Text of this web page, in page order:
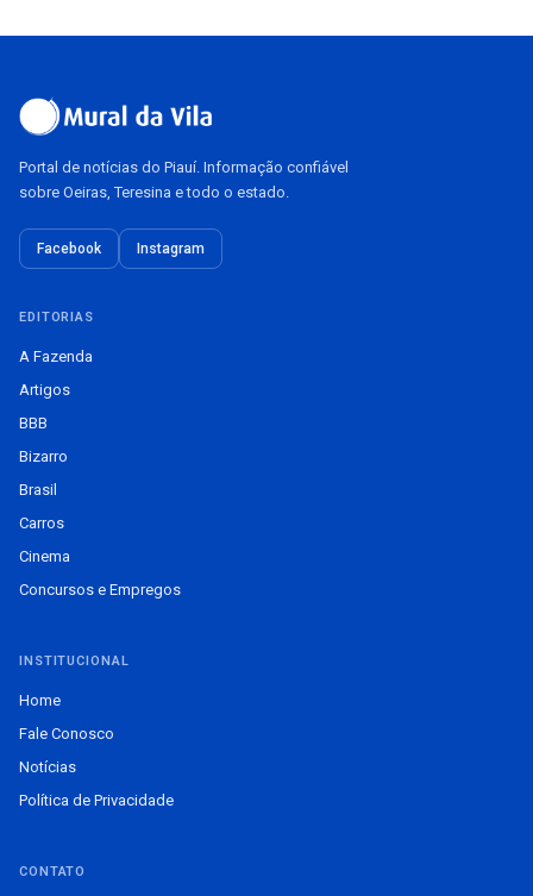
Portal de notícias do Piauí. Informação confiável
sobre Oeiras, Teresina e todo o estado.
Facebook Instagram
EDITORIAS
A Fazenda
Artigos
BBB
Bizarro
Brasil
Carros
Cinema
Concursos e Empregos
INSTITUCIONAL
Home
Fale Conosco
Notícias
Política de Privacidade
CONTATO